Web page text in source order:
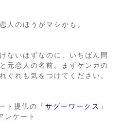
のほうがマシかも。
ないはずなのに、いちばん間
元恋人の名前。まずケンカの
ぐれも気をつけてください。
ト提供の「 サグーワークス 」
ンケート